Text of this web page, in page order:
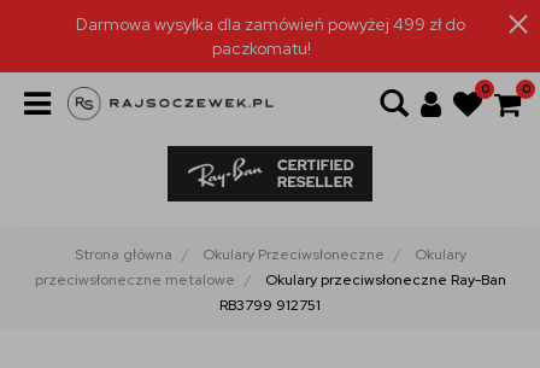
Darmowa wysyłka dla zamówień powyżej 499 zł do
paczkomatu!
0 0
Strona główna Okulary Przeciwsłoneczne
Okulary
przeciwsłoneczne metalowe
Okulary przeciwsłoneczne Ray-Ban
RB3799 912751